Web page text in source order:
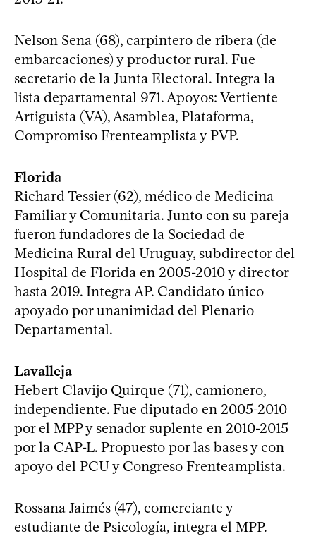
Nelson Sena (68), carpintero de ribera (de
embarcaciones) y productor rural. Fue
secretario de la Junta Electoral. Integra la
lista departamental 971. Apoyos: Vertiente
Artiguista (VA), Asamblea, Plataforma,
Compromiso Frenteamplista y PVP.
Florida
Richard Tessier (62), médico de Medicina
Familiar y Comunitaria. Junto con su pareja
fueron fundadores de la Sociedad de
Medicina Rural del Uruguay, subdirector del
Hospital de Florida en 2005-2010 y director
hasta 2019. Integra AP. Candidato único
apoyado por unanimidad del Plenario
Departamental.
Lavalleja
Hebert Clavijo Quirque (71), camionero,
independiente. Fue diputado en 2005-2010
por el MPP y senador suplente en 2010-2015
por la CAP-L. Propuesto por las bases y con
apoyo del PCU y Congreso Frenteamplista.
Rossana Jaimés (47), comerciante y
estudiante de Psicología, integra el MPP.